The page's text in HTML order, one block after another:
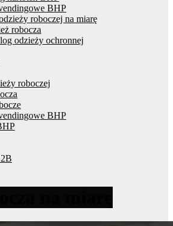
BHP
roboczej na miarę
robocza
odzieży ochronnej
roboczej
BHP